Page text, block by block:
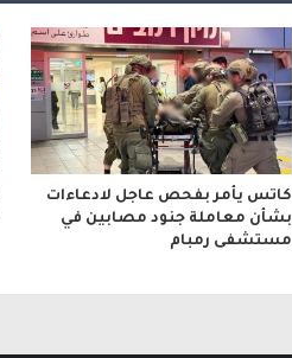
كاتس يأمر بفحص عاجل لادعاءات
بشأن معاملة جنود مصابين في
مستشفى رمبام